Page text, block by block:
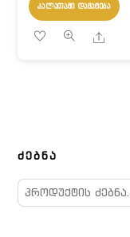
ᲙᲐᲚᲐᲗᲐᲨᲘ ᲓᲐᲛᲐᲢᲔᲑᲐ
Share
ᲫᲔᲑᲜᲐ
ძებნა: